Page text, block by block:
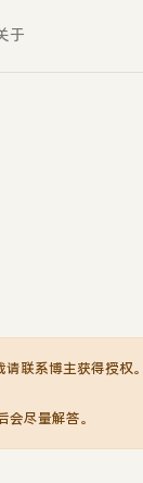
于
联系博主获得授权。
尽量解答。